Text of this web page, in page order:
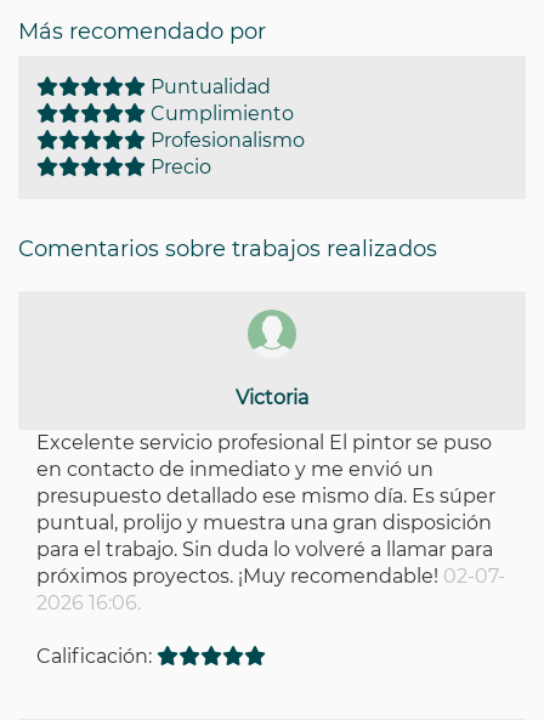
Más recomendado por
Puntualidad
Cumplimiento
Profesionalismo
Precio
Comentarios sobre trabajos realizados
Victoria
Excelente servicio profesional El pintor se puso
en contacto de inmediato y me envió un
presupuesto detallado ese mismo día. Es súper
puntual, prolijo y muestra una gran disposición
para el trabajo. Sin duda lo volveré a llamar para
próximos proyectos. ¡Muy recomendable! 02-07-
2026 16:06.
Calificación: